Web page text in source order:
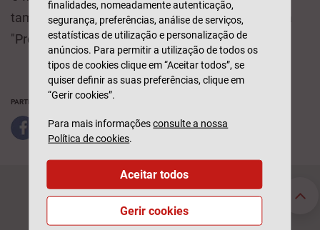
também uma das entidades que apoia a iniciativa
"Prevenir e Educar por uma Floresta Verde".
PARTILHAR
Seguros Particulares
Habitação
Seguros Empresas
Acidentes de Trabalho
Automóvel
finalidades, nomeadamente autenticação,
segurança, preferências, análise de serviços,
estatísticas de utilização e personalização de
anúncios. Para permitir a utilização de todos os
tipos de cookies clique em “Aceitar todos”, se
quiser definir as suas preferências, clique em
“Gerir cookies”.
Para mais informaçõesconsulte a nossa
Política de cookies.
Gerir cookies
Aceitar todos